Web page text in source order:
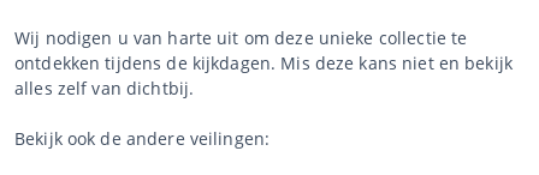
Wij nodigen u van harte uit om deze unieke collectie te
ontdekken tijdens de kijkdagen. Mis deze kans niet en bekijk
alles zelf van dichtbij.
Bekijk ook de andere veilingen: